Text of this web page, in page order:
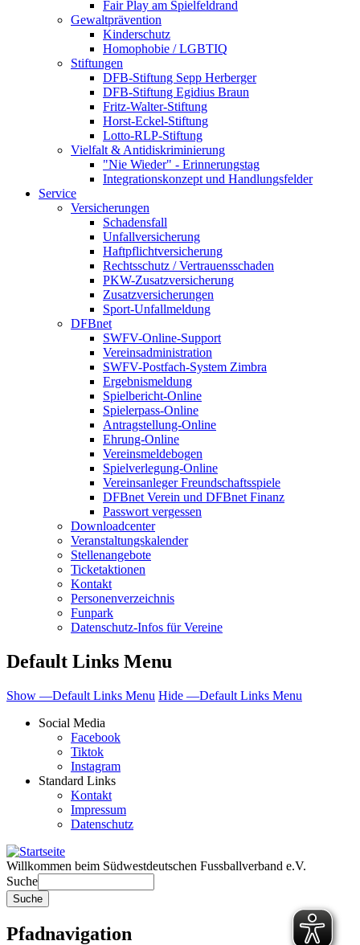
Fair Play am Spielfeldrand
Gewaltprävention
Kinderschutz
Homophobie / LGBTIQ
Stiftungen
DFB-Stiftung Sepp Herberger
DFB-Stiftung Egidius Braun
Fritz-Walter-Stiftung
Horst-Eckel-Stiftung
Lotto-RLP-Stiftung
Vielfalt & Antidiskriminierung
"Nie Wieder" - Erinnerungstag
Integrationskonzept und Handlungsfelder
Service
Versicherungen
Schadensfall
Unfallversicherung
Haftpflichtversicherung
Rechtsschutz / Vertrauensschaden
PKW-Zusatzversicherung
Zusatzversicherungen
Sport-Unfallmeldung
DFBnet
SWFV-Online-Support
Vereinsadministration
SWFV-Postfach-System Zimbra
Ergebnismeldung
Spielbericht-Online
Spielerpass-Online
Antragstellung-Online
Ehrung-Online
Vereinsmeldebogen
Spielverlegung-Online
Vereinsanleger Freundschaftsspiele
DFBnet Verein und DFBnet Finanz
Passwort vergessen
Downloadcenter
Veranstaltungskalender
Stellenangebote
Ticketaktionen
Kontakt
Personenverzeichnis
Funpark
Datenschutz-Infos für Vereine
Default Links Menu
Show —Default Links Menu Hide —Default Links Menu
Social Media
Facebook
Tiktok
Instagram
Standard Links
Kontakt
Impressum
Datenschutz
Willkommen beim Südwestdeutschen Fussballverband e.V.
Suche
Pfadnavigation